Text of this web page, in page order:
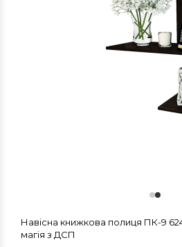
Навісна книжкова полиця ПК-9
магія з ДСП